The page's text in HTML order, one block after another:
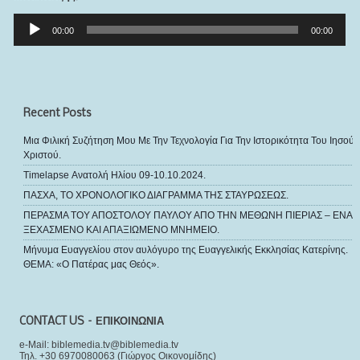
Αναπαραγωγής
00:00 00:00
Recent Posts
Μια Φιλική Συζήτηση Μου Με Την Τεχνολογία Για Την Ιστορικότητα Του Ιησού
Χριστού.
Timelapse Ανατολή Ηλίου 09-10.10.2024.
ΠΑΣΧΑ, ΤΟ ΧΡΟΝΟΛΟΓΙΚΟ ΔΙΑΓΡΑΜΜΑ ΤΗΣ ΣΤΑΥΡΩΣΕΩΣ.
ΠΕΡΑΣΜΑ ΤΟΥ ΑΠΟΣΤΟΛΟΥ ΠΑΥΛΟΥ ΑΠΟ ΤΗΝ ΜΕΘΩΝΗ ΠΙΕΡΙΑΣ – ΕΝΑ
ΞΕΧΑΣΜΕΝΟ ΚΑΙ ΑΠΑΞΙΩΜΕΝΟ ΜΝΗΜΕΙΟ.
Μήνυμα Ευαγγελίου στον αυλόγυρο της Ευαγγελικής Εκκλησίας Κατερίνης.
ΘΕΜΑ: «Ο Πατέρας μας Θεός».
CONTACT US – ΕΠΙΚΟΙΝΩΝΙΑ
e-Mail: biblemedia.tv@biblemedia.tv
Τηλ. +30 6970080063 (Γιώργος Οικονομίδης)